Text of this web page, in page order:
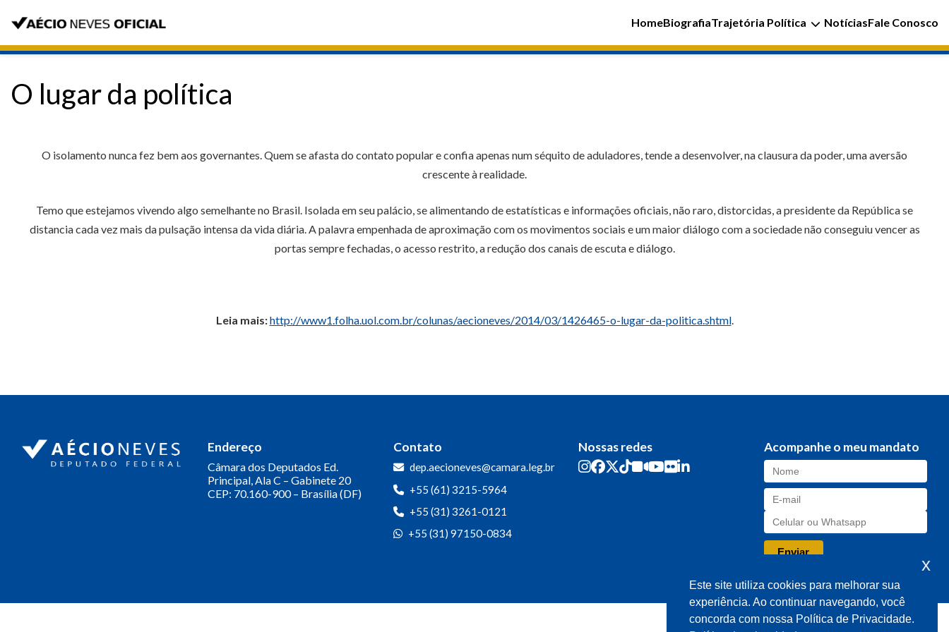
HomeBiografiaTrajetória Política NotíciasFale Conosco
O lugar da política
O isolamento nunca fez bem aos governantes. Quem se afasta do contato popular e confia apenas num séquito de aduladores, tende a desenvolver, na clausura da poder, uma aversão
crescente à realidade.
Temo que estejamos vivendo algo semelhante no Brasil. Isolada em seu palácio, se alimentando de estatísticas e informações oficiais, não raro, distorcidas, a presidente da República se
distancia cada vez mais da pulsação intensa da vida diária. A palavra empenhada de aproximação com os movimentos sociais e um maior diálogo com a sociedade não conseguiu vencer as
portas sempre fechadas, o acesso restrito, a redução dos canais de escuta e diálogo.
Leia mais:http://www1.folha.uol.com.br/colunas/aecioneves/2014/03/1426465-o-lugar-da-politica.shtml.
Endereço
Câmara dos Deputados Ed.
Principal, Ala C – Gabinete 20
CEP: 70.160-900 – Brasília (DF)
Contato
dep.aecioneves@camara.leg.br
+55 (61) 3215-5964
+55 (31) 3261-0121
+55 (31) 97150-0834
Nossas redes Acompanhe o meu mandato
Este site utiliza cookies para melhorar sua
experiência. Ao continuar navegando, você
concorda com nossa Política de Privacidade.
x